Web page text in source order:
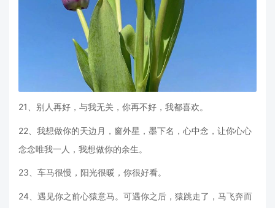
21、别人再好，与我无关，你再不好，我都喜欢。
22、我想做你的天边月，窗外星，墨下名，心中念，让你心心
念念唯我一人，我想做你的余生。
23、车马很慢，阳光很暖，你很好看。
24、遇见你之前心猿意马。可遇你之后，猿跳走了，马飞奔而